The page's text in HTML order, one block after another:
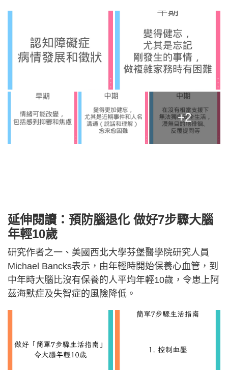
+2
延伸閱讀：預防腦退化 做好7步驟大腦
年輕10歲
研究作者之一、美國西北大學芬堡醫學院研究人員
Michael Bancks表示，由年輕時開始保養心血管，到
中年時大腦比沒有保養的人平均年輕10歲，令患上阿
茲海默症及失智症的風險降低。